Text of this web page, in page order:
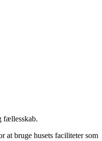
fællesskab.
at bruge husets faciliteter som